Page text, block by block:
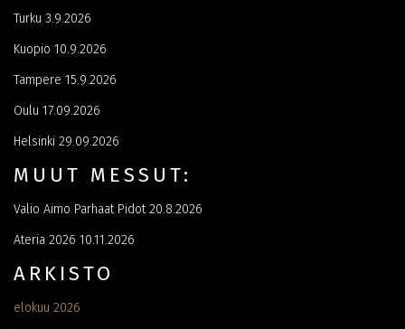
Turku 3.9.2026
Kuopio 10.9.2026
Tampere 15.9.2026
Oulu 17.09.2026
Helsinki 29.09.2026
MUUT MESSUT:
Valio Aimo Parhaat Pidot 20.8.2026
Ateria 2026 10.11.2026
ARKISTO
elokuu 2026